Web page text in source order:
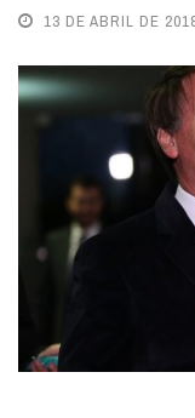
13 DE ABRIL DE